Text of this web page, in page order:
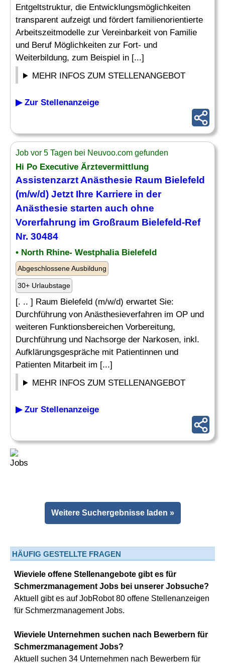
Entgeltstruktur, die Entwicklungsmöglichkeiten
transparent aufzeigt und fördert familienorientierte
Arbeitszeitmodelle zur Vereinbarkeit von Familie
und Beruf Möglichkeiten zur Fort- und
Weiterbildung, zum Beispiel in [...]
MEHR INFOS ZUM STELLENANGEBOT
▶ Zur Stellenanzeige
Job vor 5 Tagen bei Neuvoo.com gefunden
Hi Po Executive Ärztevermittlung
Assistenzarzt Anästhesie Raum Bielefeld
(m/w/d) Jetzt Ihre Karriere in der
Anästhesie starten auch ohne
Vorerfahrung im Großraum Bielefeld-Ref
Nr. 30484
• North Rhine- Westphalia Bielefeld
Abgeschlossene Ausbildung
30+ Urlaubstage
[. .. ] Raum Bielefeld (m/w/d) erwartet Sie:
Durchführung von Anästhesieverfahren im OP und
weiteren Funktionsbereichen Vorbereitung,
Durchführung und Nachsorge der Narkosen, inkl.
Aufklärungsgespräche mit Patientinnen und
Patienten Mitarbeit im [...]
MEHR INFOS ZUM STELLENANGEBOT
▶ Zur Stellenanzeige
Weitere Suchergebnisse laden »
HÄUFIG GESTELLTE FRAGEN
Wieviele offene Stellenangebote gibt es für
Schmerzmanagement Jobs bei unserer Jobsuche?
Aktuell gibt es auf JobRobot 80 offene Stellenanzeigen
für Schmerzmanagement Jobs.
Wieviele Unternehmen suchen nach Bewerbern für
Schmerzmanagement Jobs?
Aktuell suchen 34 Unternehmen nach Bewerbern für